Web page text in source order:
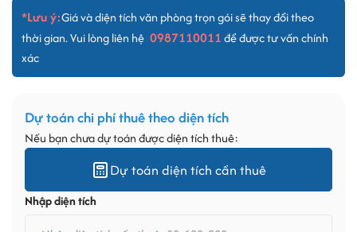
*Lưu ý:Giá và diện tích văn phòng trọn gói sẽ thay đổi theo
thời gian. Vui lòng liên hệ 0987110011để được tư vấn chính
xác
Dự toán chi phí thuê theo diện tích
Nếu bạn chưa dự toán được diện tích thuê:
Dự toán diện tích cần thuê
Nhập diện tích